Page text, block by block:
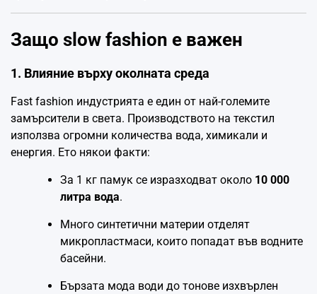
Защо slow fashion е важен
1. Влияние върху околната среда
Fast fashion индустрията е един от най-големите
замърсители в света. Производството на текстил
използва огромни количества вода, химикали и
енергия. Ето някои факти:
За 1 кг памук се изразходват около 10 000
литра вода.
Много синтетични материи отделят
микропластмаси, които попадат във водните
басейни.
Бързата мода води до тонове изхвърлен